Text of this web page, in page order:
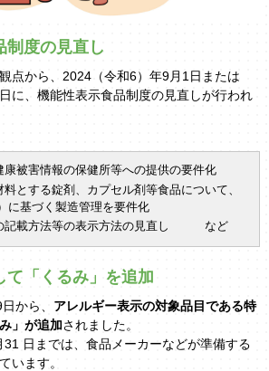
制度の見直し
点から、2024（令和6）年9月1日または
に、機能性表示食品制度の見直しが行われ
康被害情報の保健所等への提供の要件化
料とする錠剤、カプセル剤等食品について、
に基づく製造管理を要件化
の記載方法等の表示方法の見直し など
て「くるみ」を追加
から、 アレルギー表示の対象品目である特
み」が追加されました。
日までは、食品メーカーなどが準備する
います。